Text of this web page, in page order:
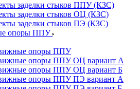
заделки стыков ППУ (КЗС)
заделки стыков ОЦ (КЗС)
заделки стыков ПЭ (КЗС)
опоры ППУ
опоры ППУ
опоры ППУ ОЦ вариант А
опоры ППУ ОЦ вариант Б
опоры ППУ ПЭ вариант А